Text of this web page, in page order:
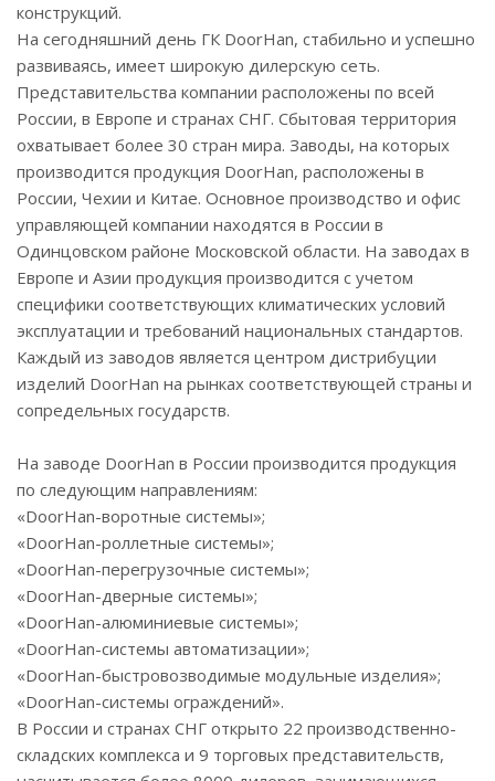
конструкций.
На сегодняшний день ГК DoorHan, стабильно и успешно
развиваясь, имеет широкую дилерскую сеть.
Представительства компании расположены по всей
России, в Европе и странах СНГ. Сбытовая территория
охватывает более 30 стран мира. Заводы, на которых
производится продукция DoorHan, расположены в
России, Чехии и Китае. Основное производство и офис
управляющей компании находятся в России в
Одинцовском районе Московской области. На заводах в
Европе и Азии продукция производится с учетом
специфики соответствующих климатических условий
эксплуатации и требований национальных стандартов.
Каждый из заводов является центром дистрибуции
изделий DoorHan на рынках соответствующей страны и
сопредельных государств.
На заводе DoorHan в России производится продукция
по следующим направлениям:
«DoorHan-воротные системы»;
«DoorHan-роллетные системы»;
«DoorHan-перегрузочные системы»;
«DoorHan-дверные системы»;
«DoorHan-алюминиевые системы»;
«DoorHan-системы автоматизации»;
«DoorHan-быстровозводимые модульные изделия»;
«DoorHan-системы ограждений».
В России и странах СНГ открыто 22 производственно-
складских комплекса и 9 торговых представительств,